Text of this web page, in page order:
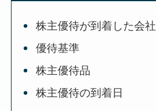
株主優待が到着した会社
優待基準
株主優待品
株主優待の到着日